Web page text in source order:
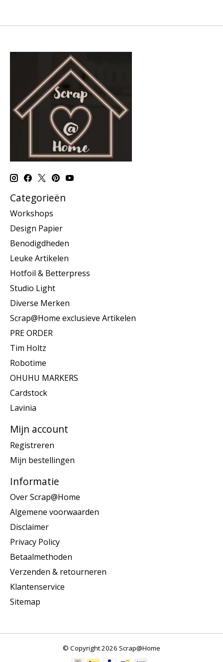
Categorieën
Workshops
Design Papier
Benodigdheden
Leuke Artikelen
Hotfoil & Betterpress
Studio Light
Diverse Merken
Scrap@Home exclusieve Artikelen
PRE ORDER
Tim Holtz
Robotime
OHUHU MARKERS
Cardstock
Lavinia
Mijn account
Registreren
Mijn bestellingen
Informatie
Over Scrap@Home
Algemene voorwaarden
Disclaimer
Privacy Policy
Betaalmethoden
Verzenden & retourneren
Klantenservice
Sitemap
© Copyright 2026 Scrap@Home